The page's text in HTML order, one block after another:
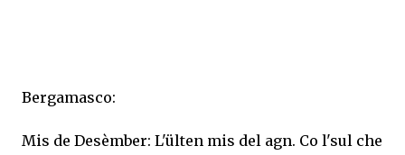
Bergamasco:
Mis de Desèmber: L'ülten mis del agn. Co l'sul che